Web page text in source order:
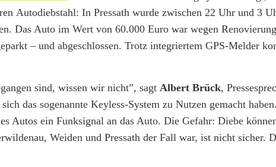
Autodiebstahl: In Pressath wurde zwischen 22 Uhr und 3
Das Auto im Wert von 60.000 Euro war wegen
– und abgeschlossen. Trotz integriertem GPS-Melder
sind, wissen wir nicht”, sagt Albert Brück,
das sogenannte Keyless-System zu Nutzen gemacht
Autos ein Funksignal an das Auto. Die Gefahr: Diebe
Weiden und Pressath der Fall war, ist nicht sicher.